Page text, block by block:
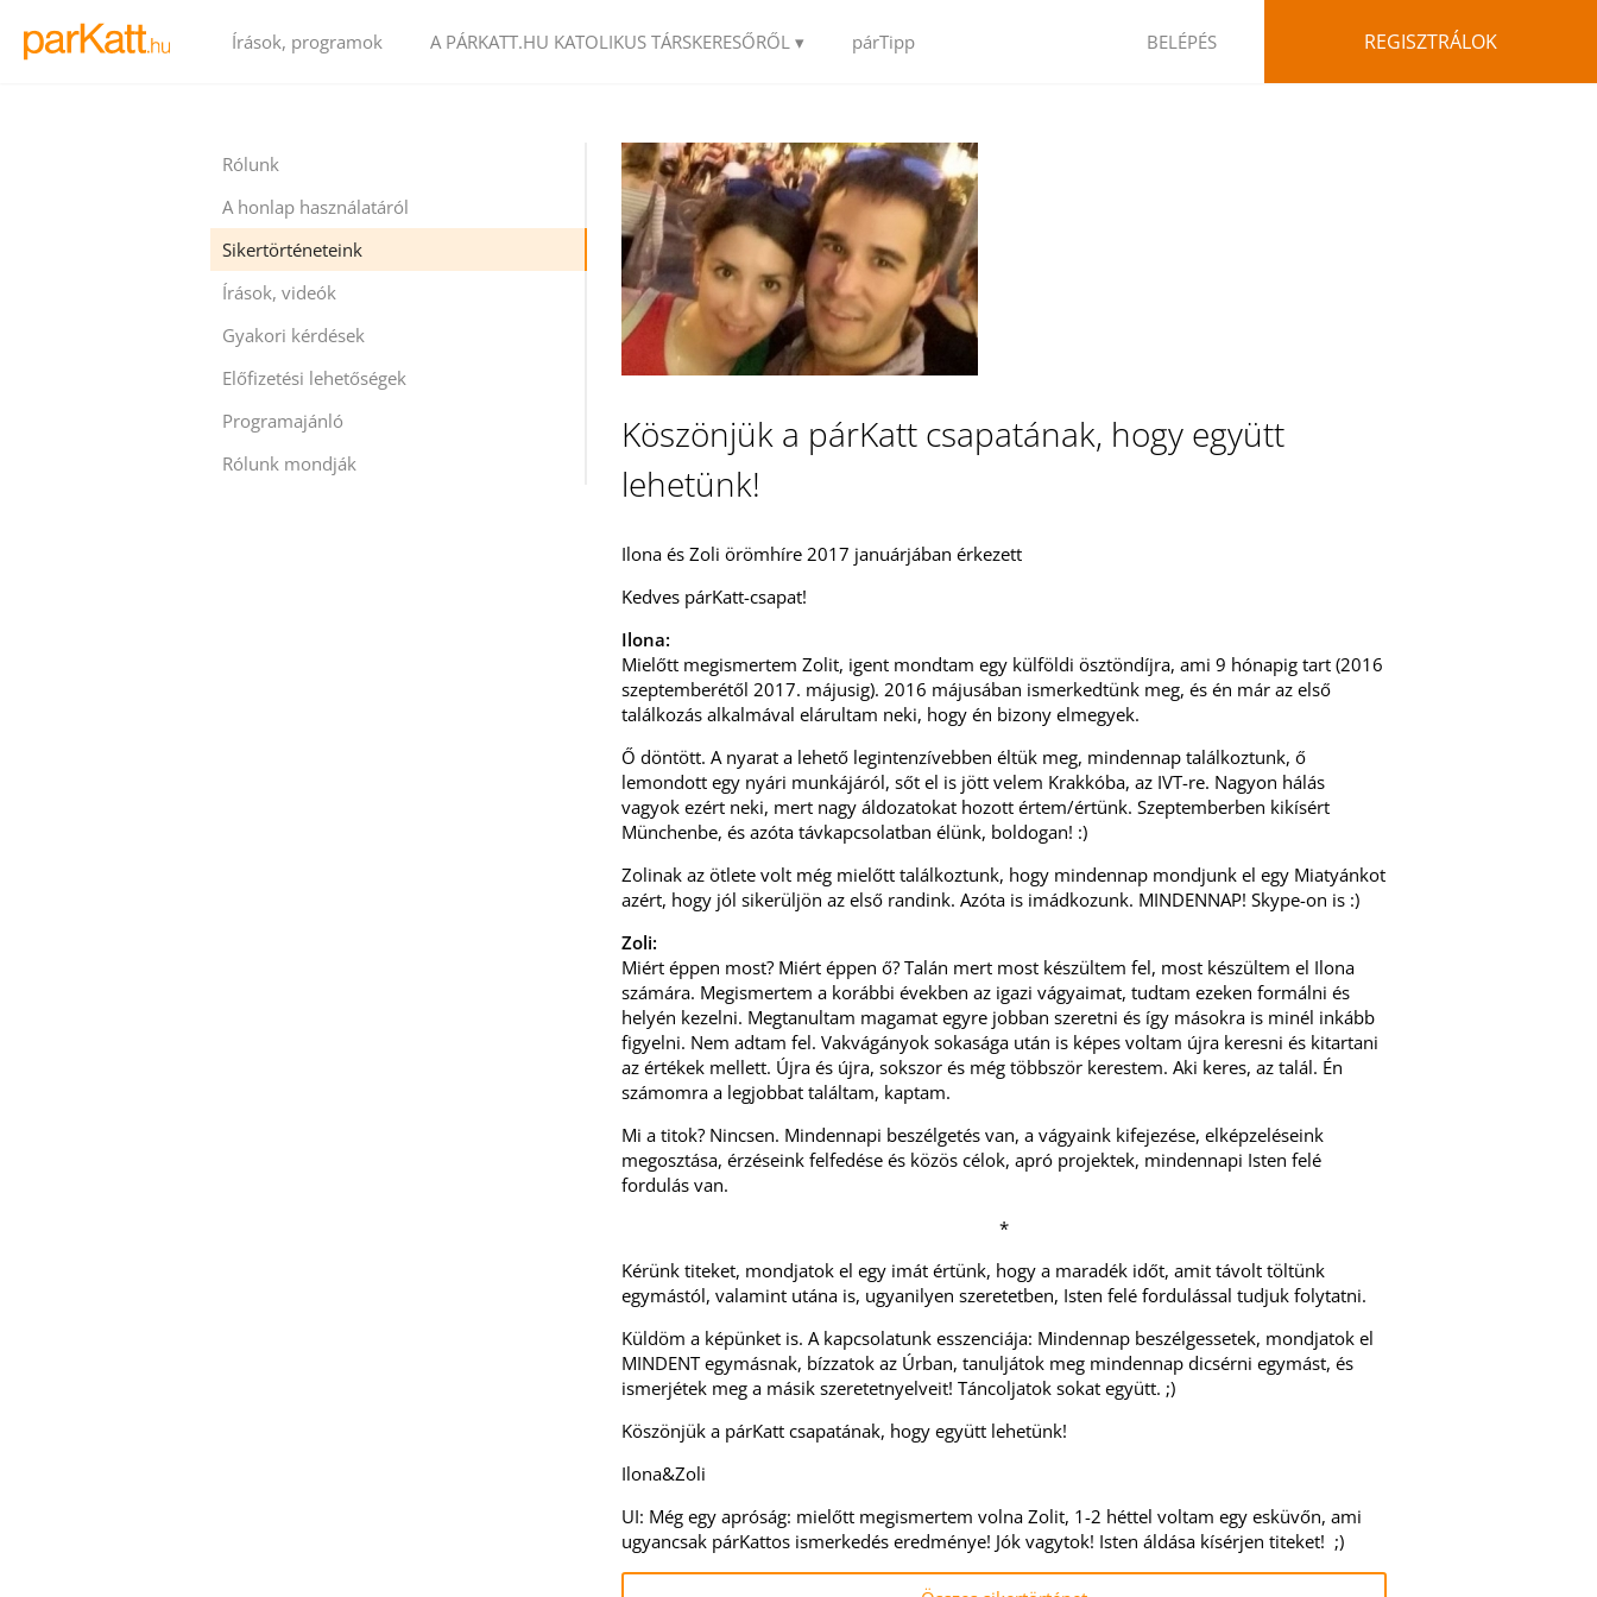
Írások, programok A PÁRKATT.HU KATOLIKUS TÁRSKERESŐRŐL ▾ párTipp BELÉPÉS REGISZTRÁLOK
Rólunk
A honlap használatáról
Sikertörténeteink
Írások, videók
Gyakori kérdések
Előfizetési lehetőségek
Programajánló
Rólunk mondják
Köszönjük a párKatt csapatának, hogy együtt
lehetünk!
Ilona és Zoli örömhíre 2017 januárjában érkezett
Kedves párKatt-csapat!
Ilona:
Mielőtt megismertem Zolit, igent mondtam egy külföldi ösztöndíjra, ami 9 hónapig tart (2016
szeptemberétől 2017. májusig). 2016 májusában ismerkedtünk meg, és én már az első
találkozás alkalmával elárultam neki, hogy én bizony elmegyek.
Ő döntött. A nyarat a lehető legintenzívebben éltük meg, mindennap találkoztunk, ő
lemondott egy nyári munkájáról, sőt el is jött velem Krakkóba, az IVT-re. Nagyon hálás
vagyok ezért neki, mert nagy áldozatokat hozott értem/értünk. Szeptemberben kikísért
Münchenbe, és azóta távkapcsolatban élünk, boldogan! :)
Zolinak az ötlete volt még mielőtt találkoztunk, hogy mindennap mondjunk el egy Miatyánkot
azért, hogy jól sikerüljön az első randink. Azóta is imádkozunk. MINDENNAP! Skype-on is :)
Zoli:
Miért éppen most? Miért éppen ő? Talán mert most készültem fel, most készültem el Ilona
számára. Megismertem a korábbi években az igazi vágyaimat, tudtam ezeken formálni és
helyén kezelni. Megtanultam magamat egyre jobban szeretni és így másokra is minél inkább
figyelni. Nem adtam fel. Vakvágányok sokasága után is képes voltam újra keresni és kitartani
az értékek mellett. Újra és újra, sokszor és még többször kerestem. Aki keres, az talál. Én
számomra a legjobbat találtam, kaptam.
Mi a titok? Nincsen. Mindennapi beszélgetés van, a vágyaink kifejezése, elképzeléseink
megosztása, érzéseink felfedése és közös célok, apró projektek, mindennapi Isten felé
fordulás van.
*
Kérünk titeket, mondjatok el egy imát értünk, hogy a maradék időt, amit távolt töltünk
egymástól, valamint utána is, ugyanilyen szeretetben, Isten felé fordulással tudjuk folytatni.
Küldöm a képünket is. A kapcsolatunk esszenciája: Mindennap beszélgessetek, mondjatok el
MINDENT egymásnak, bízzatok az Úrban, tanuljátok meg mindennap dicsérni egymást, és
ismerjétek meg a másik szeretetnyelveit! Táncoljatok sokat együtt. ;)
Köszönjük a párKatt csapatának, hogy együtt lehetünk!
Ilona&Zoli
UI: Még egy apróság: mielőtt megismertem volna Zolit, 1-2 héttel voltam egy esküvőn, ami
ugyancsak párKattos ismerkedés eredménye! Jók vagytok! Isten áldása kísérjen titeket! ;)